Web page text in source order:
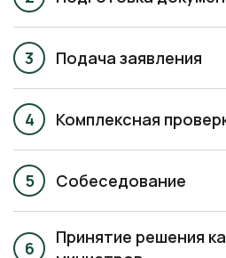
Комплексная
Собеседование
министров
Внесение